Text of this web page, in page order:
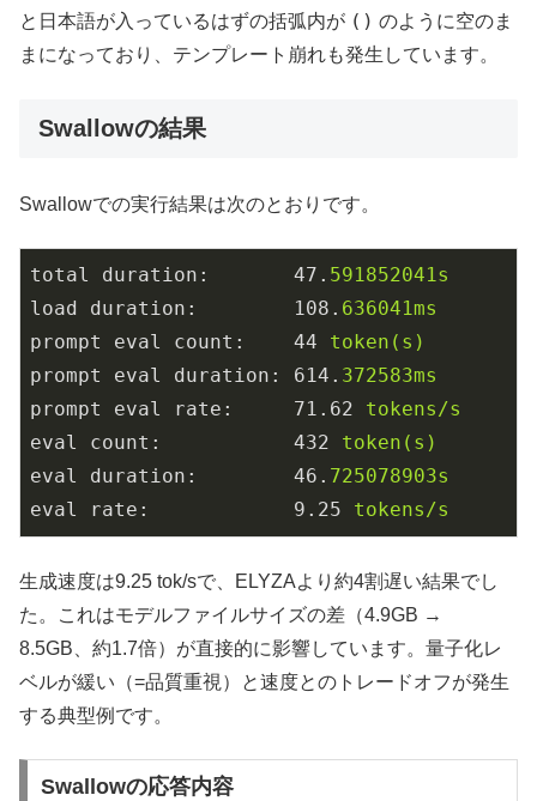
と日本語が入っているはずの括弧内が () のように空のま
まになっており、テンプレート崩れも発生しています。
Swallowの結果
Swallowでの実行結果は次のとおりです。
total duration: 47. 591852041s
load duration:
108. 636041ms
prompt eval count:
44
token(s)
prompt eval duration:
614. 372583ms
prompt eval rate:
71.62
tokens/s
eval count:
432
token(s)
eval duration:
46. 725078903s
eval rate:
9.25 tokens/s
生成速度は9.25 tok/sで、ELYZAより約4割遅い結果でし
た。これはモデルファイルサイズの差（4.9GB →
8.5GB、約1.7倍）が直接的に影響しています。量子化レ
ベルが緩い（=品質重視）と速度とのトレードオフが発生
する典型例です。
Swallowの応答内容